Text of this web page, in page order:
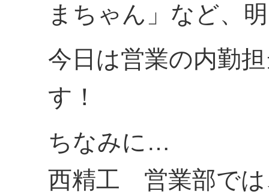
まちゃん」など、
今日は営業の内勤
す！
ちなみに…
西精工 営業部では